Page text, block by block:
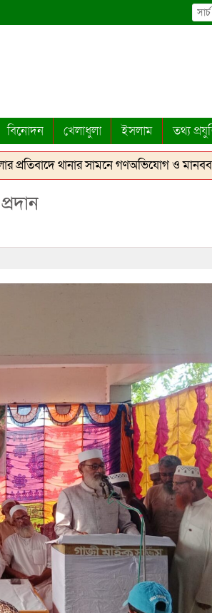
বিনোদন খেলাধুলা ইসলাম তথ্য
থানার সামনে গণঅভিযোগ ও মানববন্ধন